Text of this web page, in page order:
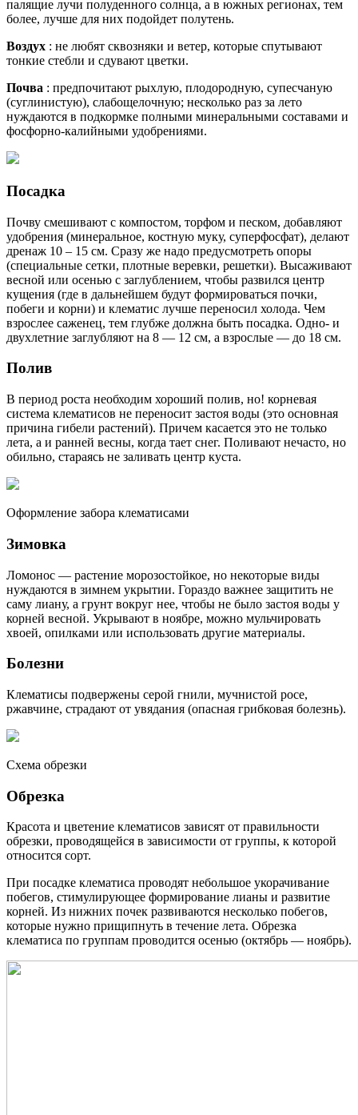
палящие лучи полуденного солнца, а в южных регионах, тем
более, лучше для них подойдет полутень.
Воздух : не любят сквозняки и ветер, которые спутывают
тонкие стебли и сдувают цветки.
Почва : предпочитают рыхлую, плодородную, супесчаную
(суглинистую), слабощелочную; несколько раз за лето
нуждаются в подкормке полными минеральными составами и
фосфорно-калийными удобрениями.
Посадка
Почву смешивают с компостом, торфом и песком, добавляют
удобрения (минеральное, костную муку, суперфосфат), делают
дренаж 10 – 15 см. Сразу же надо предусмотреть опоры
(специальные сетки, плотные веревки, решетки). Высаживают
весной или осенью с заглублением, чтобы развился центр
кущения (где в дальнейшем будут формироваться почки,
побеги и корни) и клематис лучше переносил холода. Чем
взрослее саженец, тем глубже должна быть посадка. Одно- и
двухлетние заглубляют на 8 — 12 см, а взрослые — до 18 см.
Полив
В период роста необходим хороший полив, но! корневая
система клематисов не переносит застоя воды (это основная
причина гибели растений). Причем касается это не только
лета, а и ранней весны, когда тает снег. Поливают нечасто, но
обильно, стараясь не заливать центр куста.
Оформление забора клематисами
Зимовка
Ломонос — растение морозостойкое, но некоторые виды
нуждаются в зимнем укрытии. Гораздо важнее защитить не
саму лиану, а грунт вокруг нее, чтобы не было застоя воды у
корней весной. Укрывают в ноябре, можно мульчировать
хвоей, опилками или использовать другие материалы.
Болезни
Клематисы подвержены серой гнили, мучнистой росе,
ржавчине, страдают от увядания (опасная грибковая болезнь).
Схема обрезки
Обрезка
Красота и цветение клематисов зависят от правильности
обрезки, проводящейся в зависимости от группы, к которой
относится сорт.
При посадке клематиса проводят небольшое укорачивание
побегов, стимулирующее формирование лианы и развитие
корней. Из нижних почек развиваются несколько побегов,
которые нужно прищипнуть в течение лета. Обрезка
клематиса по группам проводится осенью (октябрь — ноябрь).